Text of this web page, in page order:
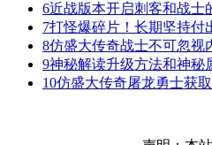
6近战版本开启刺客和战士
7打怪爆碎片！长期坚持付
8仿盛大传奇战士不可忽视
9神秘解读升级方法和神秘
10仿盛大传奇屠龙勇士获